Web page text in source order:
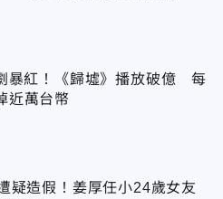
暴紅！《歸墟》播放破億 每
近萬台幣
疑造假！姜厚任小24歲女友